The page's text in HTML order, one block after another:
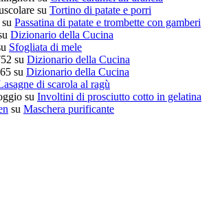
su Tortino di patate e porri
su Passatina di patate e trombette con gamberi
Dizionario della Cucina
Sfogliata di mele
su Dizionario della Cucina
su Dizionario della Cucina
di scarola al ragù
su Involtini di prosciutto cotto in gelatina
su Maschera purificante